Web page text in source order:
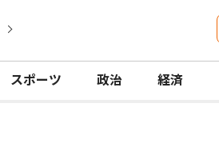
スポーツ 政治 経済